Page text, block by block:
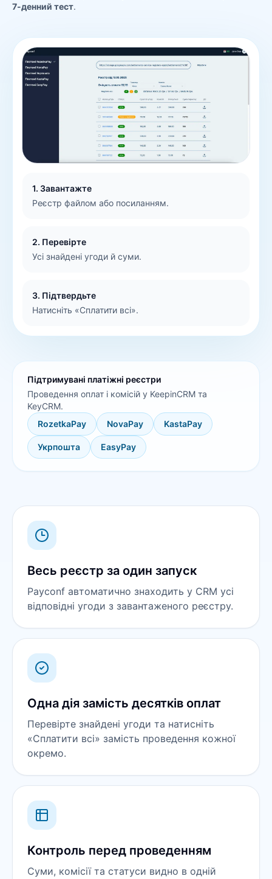
7-денний тест.
1. Завантажте
Реєстр файлом або посиланням.
2. Перевірте
Усі знайдені угоди й суми.
3. Підтвердьте
Натисніть «Сплатити всі».
Підтримувані платіжні реєстри
Проведення оплат і комісій у KeepinCRM та
KeyCRM.
RozetkaPay
NovaPay KastaPay
Укрпошта EasyPay
Весь реєстр за один запуск
Payconf автоматично знаходить у CRM усі
відповідні угоди з завантаженого реєстру.
Одна дія замість десятків оплат
Перевірте знайдені угоди та натисніть
«Сплатити всі» замість проведення кожної
окремо.
Контроль перед проведенням
Суми, комісії та статуси видно в одній